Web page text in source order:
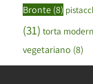
Bronte (8)
(31) torta
vegetariano (8)